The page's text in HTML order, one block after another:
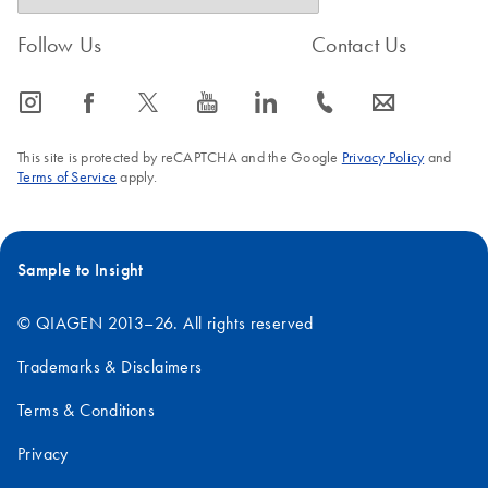
Follow Us
icon_0065_instagram-s icon_0064_facebook-s icon_0340_cc_gen_x-s icon_0077_youtube-s icon_0066_linkedin-s
Contact Us
icon_0072_phone-s icon_0063_envelope-s
This site is protected by reCAPTCHA and the Google Privacy Policyand
Terms of Service apply.
Sample to Insight
© QIAGEN 2013–26. All rights reserved
Trademarks & Disclaimers
Terms & Conditions
Privacy